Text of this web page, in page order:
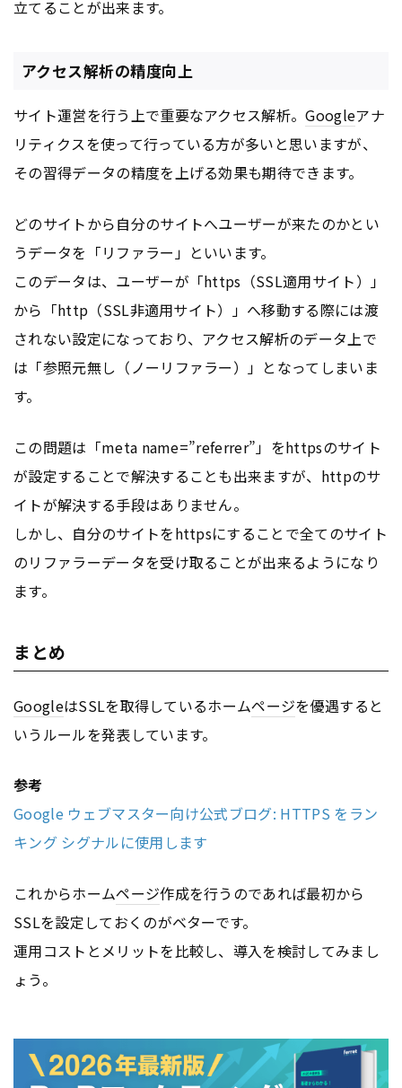
立てることが出来ます。
アクセス解析の精度向上
サイト運営を行う上で重要なアクセス解析。Googleアナ
リティクスを使って行っている方が多いと思いますが、
その習得データの精度を上げる効果も期待できます。
どのサイトから自分のサイトへユーザーが来たのかとい
うデータを「リファラー」といいます。
このデータは、ユーザーが「https（SSL適用サイト）」
から「http（SSL非適用サイト）」へ移動する際には渡
されない設定になっており、アクセス解析のデータ上で
は「参照元無し（ノーリファラー）」となってしまいま
す。
この問題は「meta name=”referrer”」をhttpsのサイト
が設定することで解決することも出来ますが、httpのサ
イトが解決する手段はありません。
しかし、自分のサイトをhttpsにすることで全てのサイト
のリファラーデータを受け取ることが出来るようになり
ます。
まとめ
GoogleはSSLを取得しているホームページを優遇すると
いうルールを発表しています。
参考
Google ウェブマスター向け公式ブログ: HTTPS をラン
キング シグナルに使用します
これからホームページ作成を行うのであれば最初から
SSLを設定しておくのがベターです。
運用コストとメリットを比較し、導入を検討してみまし
ょう。